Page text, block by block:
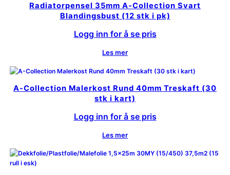
Radiatorpensel 35mm A-Collection Svart
Blandingsbust (12 stk i pk)
Logg inn for å se pris
Les mer
A-Collection Malerkost Rund 40mm Treskaft (30
stk i kart)
Logg inn for å se pris
Les mer